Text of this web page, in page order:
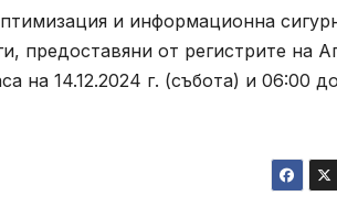
и информационна
предоставяни от регистрите на
на 14.12.2024 г. (събота) и 06:00